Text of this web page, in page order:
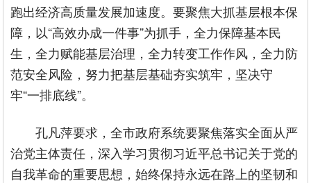
跑出经济高质量发展加速度。要聚焦大抓基层根本保
障，以“高效办成一件事”为抓手，全力保障基本民
生，全力赋能基层治理，全力转变工作作风，全力防
范安全风险，努力把基层基础夯实筑牢，坚决守
牢“一排底线”。
孔凡萍要求，全市政府系统要聚焦落实全面从严
治党主体责任，深入学习贯彻习近平总书记关于党的
自我革命的重要思想，始终保持永远在路上的坚韧和